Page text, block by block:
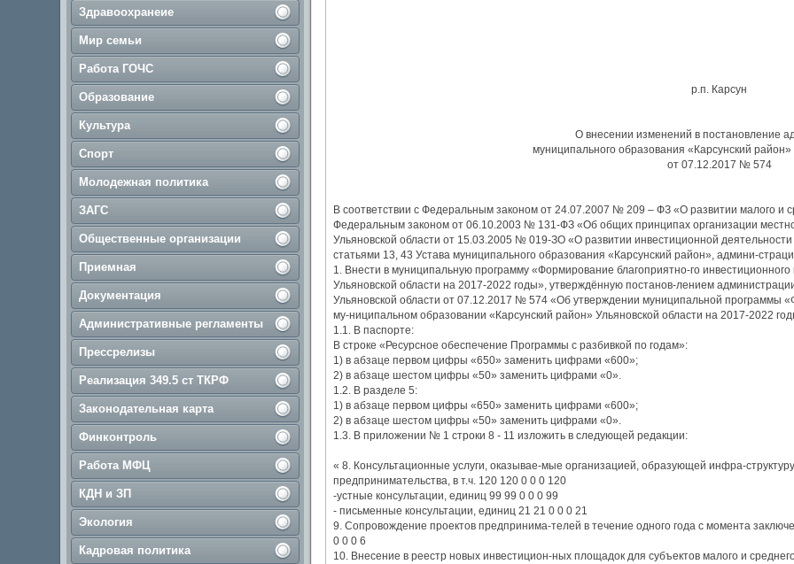
Здравоохранеие
Мир семьи
Работа ГОЧС
Образование
Культура
Спорт
Молодежная политика
ЗАГС
Общественные организации
Приемная
Документация
Административные регламенты
Прессрелизы
Реализация 349.5 ст ТКРФ
Законодательная карта
Финконтроль
Работа МФЦ
КДН и ЗП
Экология
Кадровая политика
р.п. Карсун
О внесении изменений в постановление
муниципального образования «Карсунский район»
от 07.12.2017 № 574
В соответствии с Федеральным законом от 24.07.2007 № 209 – ФЗ «О развитии малого и
Федеральным законом от 06.10.2003 № 131-ФЗ «Об общих принципах организации
Ульяновской области от 15.03.2005 № 019-ЗО «О развитии инвестиционной деятельности
статьями 13, 43 Устава муниципального образования «Карсунский район», админи-
1. Внести в муниципальную программу «Формирование благоприятно-го
Ульяновской области на 2017-2022 годы», утверждённую постанов-лением
Ульяновской области от 07.12.2017 № 574 «Об утверждении муниципальной программы
му-ниципальном образовании «Карсунский район» Ульяновской области на 2017-2022
1.1. В паспорте:
В строке «Ресурсное обеспечение Программы с разбивкой по годам»:
1) в абзаце первом цифры «650» заменить цифрами «600»;
2) в абзаце шестом цифры «50» заменить цифрами «0».
1.2. В разделе 5:
1) в абзаце первом цифры «650» заменить цифрами «600»;
2) в абзаце шестом цифры «50» заменить цифрами «0».
1.3. В приложении № 1 строки 8 - 11 изложить в следующей редакции:
« 8. Консультационные услуги, оказывае-мые организацией, образующей инфра-
предпринимательства, в т.ч. 120 120 0 0 0 120
-устные консультации, единиц 99 99 0 0 0 99
- письменные консультации, единиц 21 21 0 0 0 21
9. Сопровождение проектов предпринима-телей в течение одного года с момента
0 0 0 6
10. Внесение в реестр новых инвестицион-ных площадок для субъектов малого и